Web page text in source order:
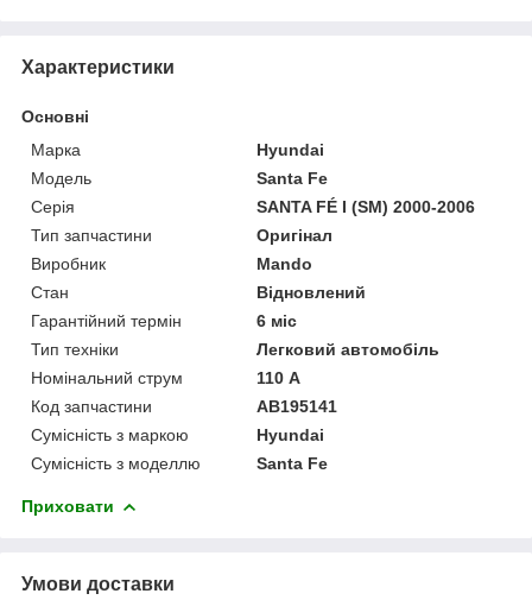
Характеристики
Основні
Марка
Hyundai
Модель
Santa Fe
Серія
SANTA FÉ I (SM) 2000-2006
Тип запчастини
Оригінал
Виробник
Mando
Стан
Відновлений
Гарантійний термін
6 міс
Тип техніки
Легковий автомобіль
Номінальний струм
110 А
Код запчастини
AB195141
Сумісність з маркою
Hyundai
Сумісність з моделлю
Santa Fe
Приховати
Умови доставки